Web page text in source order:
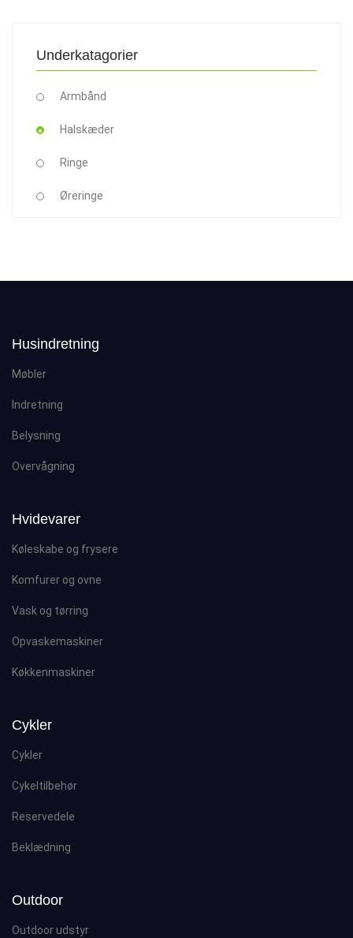
Underkatagorier
Armbånd
Halskæder
Ringe
Øreringe
Husindretning
Møbler
Indretning
Belysning
Overvågning
Hvidevarer
Køleskabe og frysere
Komfurer og ovne
Vask og tørring
Opvaskemaskiner
Køkkenmaskiner
Cykler
Cykler
Cykeltilbehør
Reservedele
Beklædning
Outdoor
Outdoor udstyr